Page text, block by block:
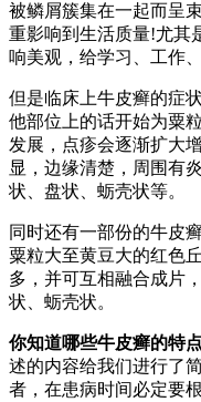
被鳞屑簇集在一起而呈
重影响到生活质量!尤其
响美观，给学习、工作
但是临床上牛皮癣的症
他部位上的话开始为粟
发展，点疹会逐渐扩大
显，边缘清楚，周围有
状、盘状、蛎壳状等。
同时还有一部份的牛皮
粟粒大至黄豆大的红色
多，并可互相融合成片
状、蛎壳状。
你知道哪些牛皮癣的特
述的内容给我们进行了
者，在患病时间必定要